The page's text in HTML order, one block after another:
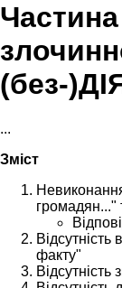
навигации
(без-
...
Зміст
громадян..."
Відсутність
факту"